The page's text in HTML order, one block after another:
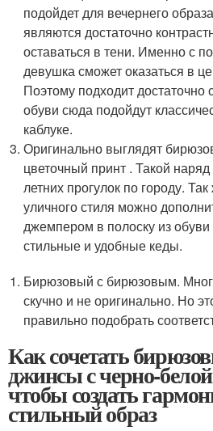
подойдет для вечернего
являются достаточно
оставаться в тени. Именно с
девушка сможет оказаться в
Поэтому подходит
обуви сюда подойдут
каблуке.
Оригинально выглядят
цветочный принт . Такой
летних прогулок по городу.
уличного стиля можно
джемпером в полоску из
стильные и удобные кеды.
Бирюзовый с бирюзовым.
скучно и не оригинально. Но
правильно подобрать
Как сочетать
джинсы с черно-
чтобы создать
стильный образ